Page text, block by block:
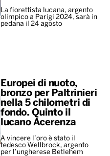
La fiorettista lucana, argento
olimpico a Parigi 2024, sarà in
pedana il 24 agosto
Europei di nuoto,
bronzo per Paltrinieri
nella 5 chilometri di
fondo. Quinto il
lucano Acerenza
A vincere l’oro è stato il
tedesco Wellbrock, argento
per l’ungherese Betlehem